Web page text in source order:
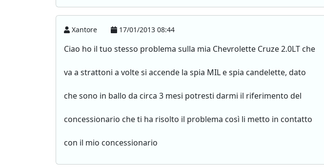
Xantore 17/01/2013 08:44
Ciao ho il tuo stesso problema sulla mia Chevrolette Cruze 2.0LT che
va a strattoni a volte si accende la spia MIL e spia candelette, dato
che sono in ballo da circa 3 mesi potresti darmi il riferimento del
concessionario che ti ha risolto il problema così li metto in contatto
con il mio concessionario